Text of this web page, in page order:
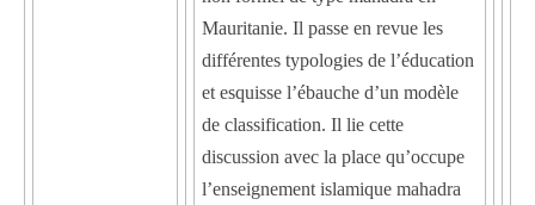
Mauritanie. Il passe en revue les
différentes typologies de l’éducation
et esquisse l’ébauche d’un modèle
de classification. Il lie cette
discussion avec la place qu’occupe
l’enseignement islamique mahadra